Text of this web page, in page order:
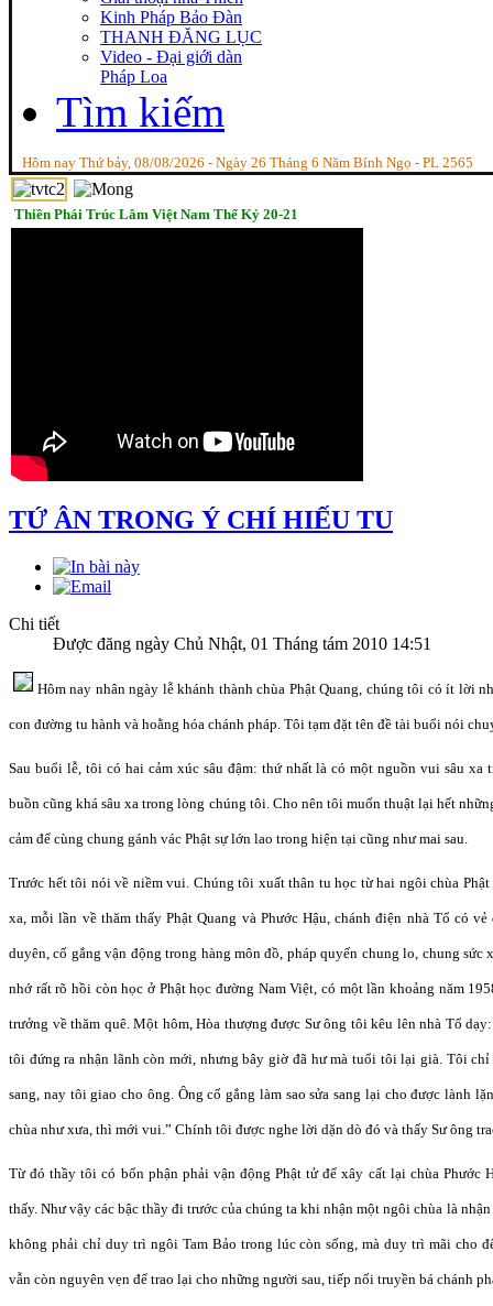
Kinh Pháp Bảo Đàn
THANH ĐĂNG LỤC
Video - Đại giới dàn
Pháp Loa
Tìm kiếm
Hôm nay Thứ bảy, 08/08/2026 - Ngày 26 Tháng 6 Năm Bính Ngọ - PL 2565
Thiền Phái Trúc Lâm Việt Nam Thế Kỷ 20-21
TỨ ÂN TRONG Ý CHÍ HIẾU TU
Chi tiết
Được đăng ngày Chủ Nhật, 01 Tháng tám 2010 14:51
Hôm nay nhân ngày lễ khánh thành chùa Phật Quang, chúng tôi có ít lời
con đường tu hành và hoằng hóa chánh pháp. Tôi tạm đặt tên đề tài buổi nói
Sau buổi lễ, tôi có hai cảm xúc sâu đậm: thứ nhất là có một nguồn vui sâu
buồn cũng khá sâu xa trong lòng chúng tôi. Cho nên tôi muốn thuật lại hết
cảm để cùng chung gánh vác Phật sự lớn lao trong hiện tại cũng như mai sau.
Trước hết tôi nói về niềm vui. Chúng tôi xuất thân tu học từ hai ngôi chùa Phật
xa, mỗi lần về thăm thấy Phật Quang và Phước Hậu, chánh điện nhà Tổ có
duyên, cố gắng vận động trong hàng môn đồ, pháp quyến chung lo, chung
nhớ rất rõ hồi còn học ở Phật học đường Nam Việt, có một lần khoảng năm
trưởng về thăm quê. Một hôm, Hòa thượng được Sư ông tôi kêu lên nhà Tổ
tôi đứng ra nhận lãnh còn mới, nhưng bây giờ đã hư mà tuổi tôi lại già. Tôi
sang, nay tôi giao cho ông. Ông cố gắng làm sao sửa sang lại cho được lành
chùa như xưa, thì mới vui.” Chính tôi được nghe lời dặn dò đó và thấy Sư ông
Từ đó thầy tôi có bổn phận phải vận động Phật tử để xây cất lại chùa Phước
thấy. Như vậy các bậc thầy đi trước của chúng ta khi nhận một ngôi chùa là
không phải chỉ duy trì ngôi Tam Bảo trong lúc còn sống, mà duy trì mãi cho
vẫn còn nguyên vẹn để trao lại cho những người sau, tiếp nối truyền bá chánh